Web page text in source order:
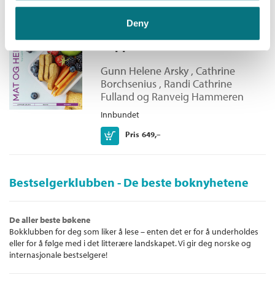
Deny
Mat og helse 8-10 fra
Cappelen Damm Grunnbok
Gunn Helene Arsky,Cathrine
Borchsenius , Randi Cathrine
Fulland og Ranveig Hammeren
Innbundet
Pris 649,–
Kjøp
Bestselgerklubben - De beste boknyhetene
De aller beste bøkene
Bokklubben for deg som liker å lese – enten det er for å underholdes
eller for å følge med i det litterære landskapet. Vi gir deg norske og
internasjonale bestselgere!